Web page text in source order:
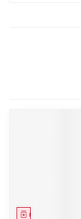
Médicament